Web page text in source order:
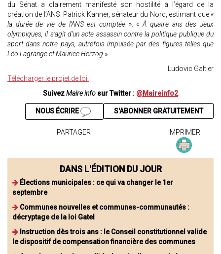
du Sénat a clairement manifesté son hostilité à l’égard de la
création de l’ANS. Patrick Kanner, sénateur du Nord, estimant que «
la durée de vie de l’ANS est comptée ». «À quatre ans des Jeux
olympiques, il s’agit d’un acte assassin contre la politique publique du
sport dans notre pays, autrefois impulsée par des figures telles que
Léo Lagrange et Maurice Herzog ».
Ludovic Galtier
Télécharger le projet de loi.
SuivezMaire info sur Twitter : @Maireinfo2
S'ABONNER GRATUITEMENT
NOUS ÉCRIRE
PARTAGER IMPRIMER
DANS L'ÉDITION DU JOUR
Élections municipales : ce qui va changer le 1er
septembre
Communes nouvelles et communes-communautés :
décryptage de la loi Gatel
Instruction dès trois ans : le Conseil constitutionnel valide
le dispositif de compensation financière des communes